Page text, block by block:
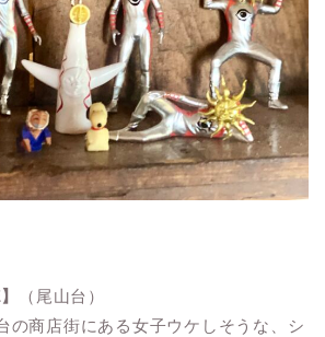
（尾山台）
の商店街にある女子ウケしそうな、シ